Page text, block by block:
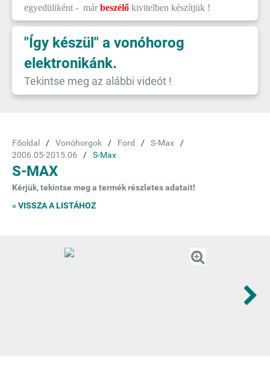
egyedüliként - márbeszélő kivitelben készítjük !
"Így készül" a vonóhorog
elektronikánk.
Tekintse meg az alábbi videót !
Főoldal Vonóhorgok Ford
S-Max
2006.05-2015.06
S-Max
S-MAX
Kérjük, tekintse meg a termék részletes adatait!
« VISSZA A LISTÁHOZ